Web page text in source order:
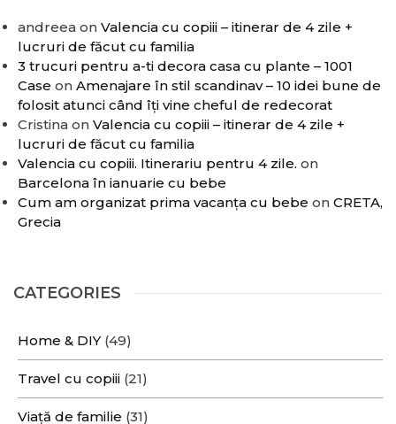
andreea on Valencia cu copiii – itinerar de 4 zile +
lucruri de făcut cu familia
3 trucuri pentru a-ti decora casa cu plante – 1001
Case on Amenajare în stil scandinav – 10 idei bune de
folosit atunci când îți vine cheful de redecorat
Cristina on Valencia cu copiii – itinerar de 4 zile +
lucruri de făcut cu familia
Valencia cu copiii. Itinerariu pentru 4 zile. on
Barcelona în ianuarie cu bebe
Cum am organizat prima vacanța cu bebe on CRETA,
Grecia
CATEGORIES
Home & DIY (49)
Travel cu copiii (21)
Viață de familie (31)